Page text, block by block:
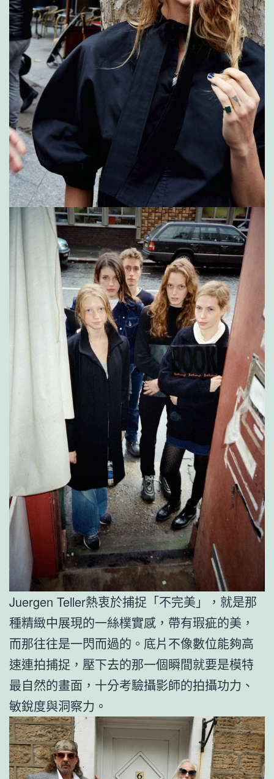
Juergen Teller熱衷於捕捉「不完美」，就是那
種精緻中展現的一絲樸實感，帶有瑕疵的美，
而那往往是一閃而過的。底片不像數位能夠高
速連拍捕捉，壓下去的那一個瞬間就要是模特
最自然的畫面，十分考驗攝影師的拍攝功力、
敏銳度與洞察力。